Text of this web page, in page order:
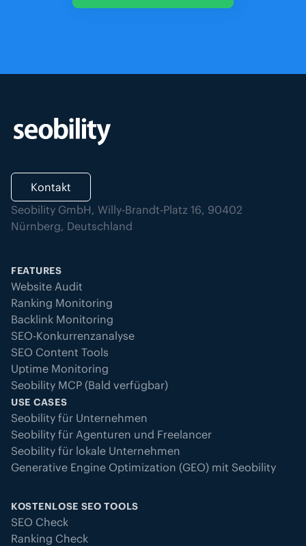
Kontakt
Seobility GmbH, Willy-Brandt-Platz 16, 90402
Nürnberg, Deutschland
FEATURES
Website Audit
Ranking Monitoring
Backlink Monitoring
SEO-Konkurrenzanalyse
SEO Content Tools
Uptime Monitoring
Seobility MCP (Bald verfügbar)
USE CASES
Seobility für Unternehmen
Seobility für Agenturen und Freelancer
Seobility für lokale Unternehmen
Generative Engine Optimization (GEO) mit Seobility
KOSTENLOSE SEO TOOLS
SEO Check
Ranking Check